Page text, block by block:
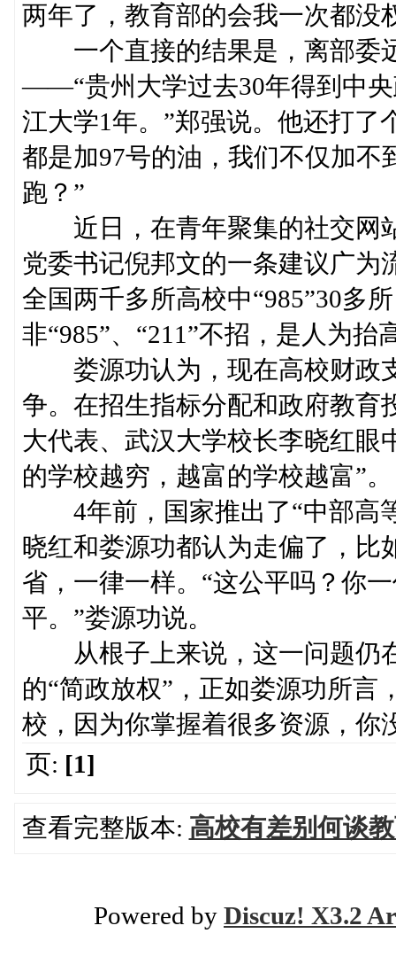
两年了，教育部的会我一次都没
一个直接的结果是，离部委
——“贵州大学过去30年得到中
江大学1年。”郑强说。他还打了
都是加97号的油，我们不仅加不
跑？”
近日，在青年聚集的社交网
党委书记倪邦文的一条建议广为
全国两千多所高校中“985”30多
非“985”、“211”不招，是人为抬
娄源功认为，现在高校财政
争。在招生指标分配和政府教育
大代表、武汉大学校长李晓红眼
的学校越穷，越富的学校越富”。
4年前，国家推出了“中部高
晓红和娄源功都认为走偏了，比
省，一律一样。“这公平吗？你
平。”娄源功说。
从根子上来说，这一问题仍
的“简政放权”，正如娄源功所言
校，因为你掌握着很多资源，你
页: [1]
查看完整版本: 高校有差别何谈
Powered by Discuz! X3.2